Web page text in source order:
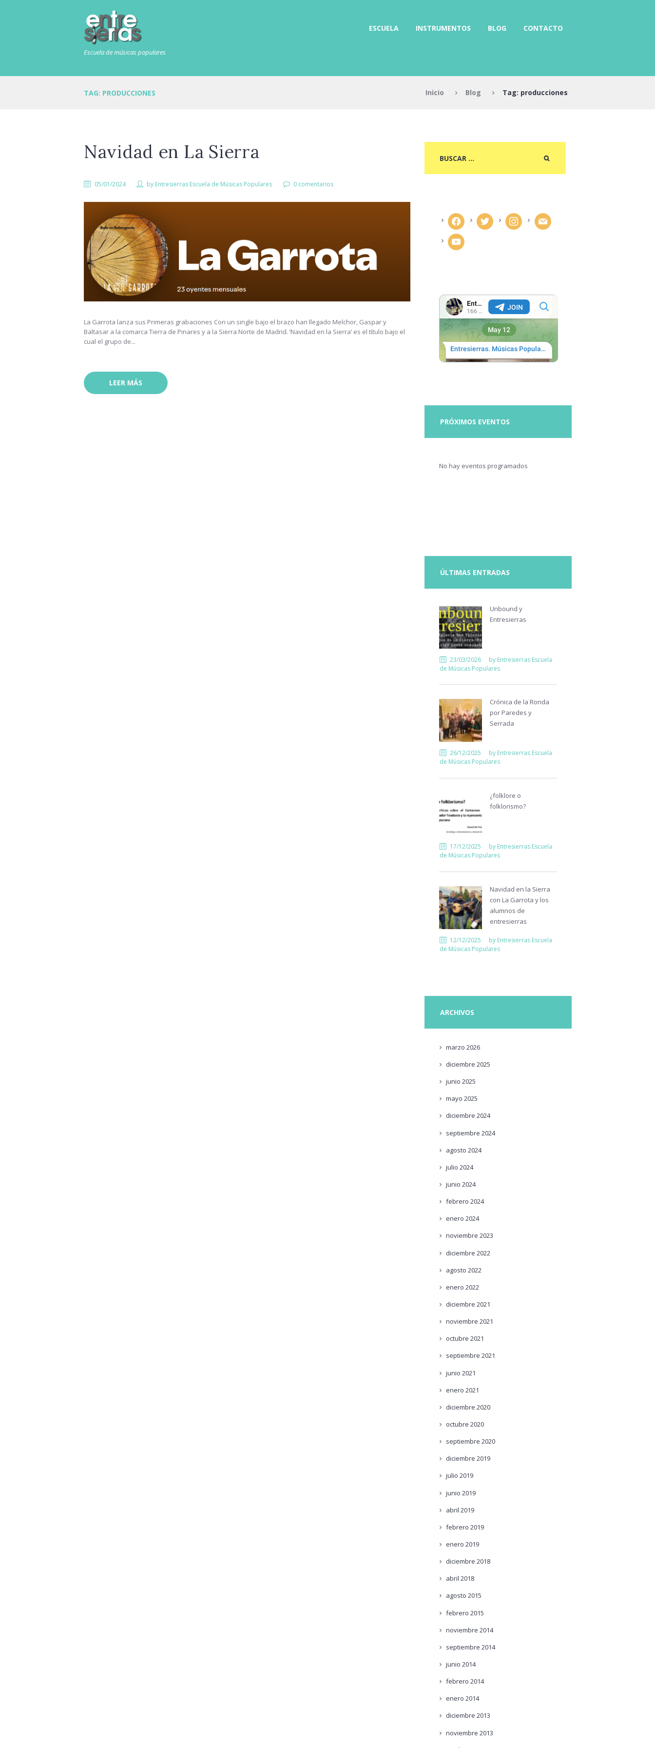
Escuela de músicas populares
ESCUELA INSTRUMENTOS BLOG CONTACTO
TAG: PRODUCCIONES Inicio Blog Tag: producciones
Navidad en La Sierra
05/01/2024 by Entresierras Escuela de Músicas Populares 0 comentarios
La Garrota lanza sus Primeras grabaciones Con un single bajo el brazo han llegado Melchor, Gaspar y
Baltasar a la comarca Tierra de Pinares y a la Sierra Norte de Madrid. ‘Navidad en la Sierra‘ es el título bajo el
cual el grupo de...
LEER MÁS
facebook twitter instagrammail
youtube
PRÓXIMOS EVENTOS
No hay eventos programados
ÚLTIMAS ENTRADAS
Unbound y
Entresierras
23/03/2026 by Entresierras Escuela
de Músicas Populares
Crónica de la Ronda
por Paredes y
Serrada
26/12/2025 by Entresierras Escuela
de Músicas Populares
¿folklore o
folklorismo?
17/12/2025 by Entresierras Escuela
de Músicas Populares
Navidad en la Sierra
con La Garrota y los
alumnos de
entresierras
12/12/2025 by Entresierras Escuela
de Músicas Populares
ARCHIVOS
marzo 2026
diciembre 2025
junio 2025
mayo 2025
diciembre 2024
septiembre 2024
agosto 2024
julio 2024
junio 2024
febrero 2024
enero 2024
noviembre 2023
diciembre 2022
agosto 2022
enero 2022
diciembre 2021
noviembre 2021
octubre 2021
septiembre 2021
junio 2021
enero 2021
diciembre 2020
octubre 2020
septiembre 2020
diciembre 2019
julio 2019
junio 2019
abril 2019
febrero 2019
enero 2019
diciembre 2018
abril 2018
agosto 2015
febrero 2015
noviembre 2014
septiembre 2014
junio 2014
febrero 2014
enero 2014
diciembre 2013
noviembre 2013